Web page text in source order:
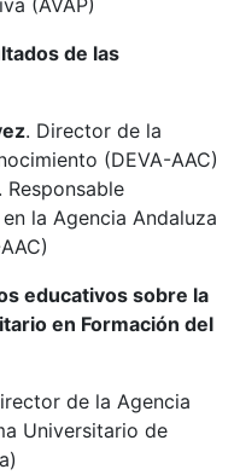
(AVAP)
de las
. Director de la
(DEVA-AAC)
. Responsable
la Agencia Andaluza
educativos sobre la
en Formación del
de la Agencia
Universitario de